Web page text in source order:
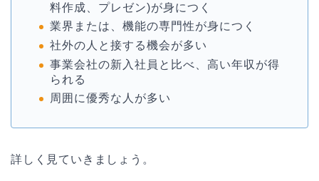
料作成、プレゼン)が身につく
業界または、機能の専門性が身につく
社外の人と接する機会が多い
事業会社の新入社員と比べ、高い年収が得
られる
周囲に優秀な人が多い
詳しく見ていきましょう。